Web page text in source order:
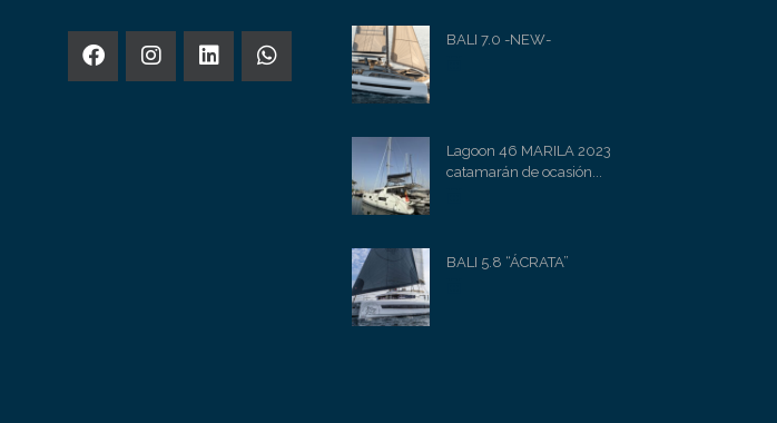
BALI 7.0 -NEW-
Lagoon 46 MARILA 2023
catamarán de ocasión...
BALI 5.8 “ÁCRATA”